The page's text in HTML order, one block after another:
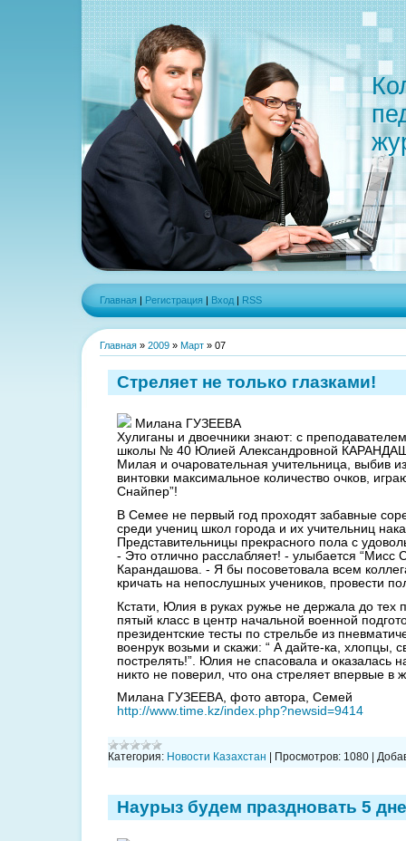
Главная | Регистрация | Вход | RSS
Главная » 2009 » Март » 07
Стреляет не только глазками!
Милана ГУЗЕЕВА
Хулиганы и двоечники знают: с
школы № 40 Юлией Александровной
Милая и очаровательная учительница, выбив
винтовки максимальное количество очков,
Снайпер”!
В Семее не первый год проходят забавные
среди учениц школ города и их учительниц
Представительницы прекрасного пола с
- Это отлично расслабляет! - улыбается “Мисс
Карандашова. - Я бы посоветовала всем
кричать на непослушных учеников, провести
Кстати, Юлия в руках ружье не держала до тех
пятый класс в центр начальной военной
президентские тесты по стрельбе из
военрук возьми и скажи: “ А дайте-ка, хлопцы,
пострелять!”. Юлия не спасовала и оказалась
никто не поверил, что она стреляет впервые в
Милана ГУЗЕЕВА, фото автора, Семей
http://www.time.kz/index.php?newsid=9414
Категория: Новости Казахстан Просмотров: 1080
Наурыз будем праздновать 5